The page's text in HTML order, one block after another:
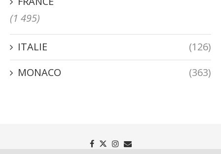
(1 495)
ITALIE
(126)
MONACO
(363)